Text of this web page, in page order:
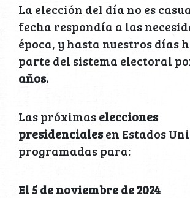
La elección del día no es
fecha respondía a las
época, y hasta nuestros días
parte del sistema electoral
años.
Las próximaselecciones
presidencialesen Estados
programadas para:
El 5 de noviembre de 2024